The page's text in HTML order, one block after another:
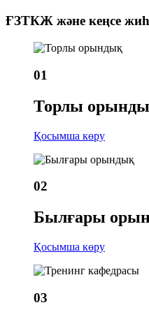
ҒЗТКЖ және кеңсе
01
Торлы
Қосымша көру
02
Былғары
Қосымша көру
03